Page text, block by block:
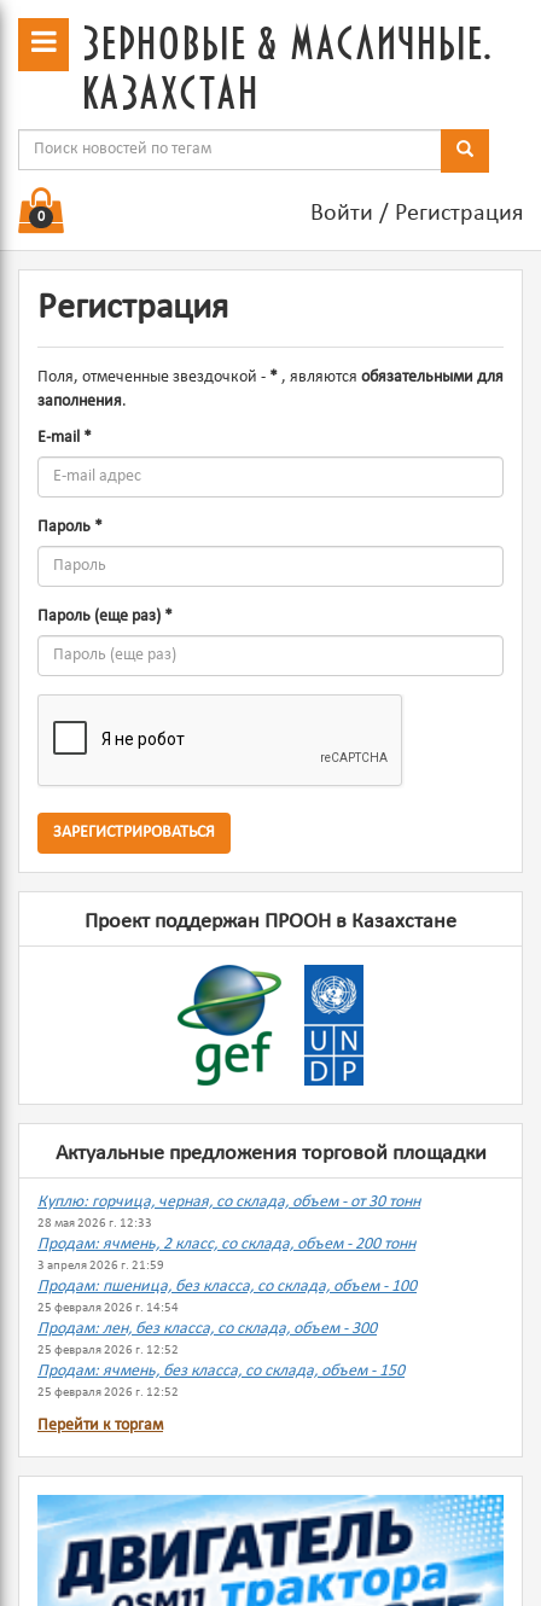
зерновые & масличные.
казахстан
Войти / Регистрация
0
Регистрация
Поля, отмеченные звездочкой - * , являются обязательными для
заполнения.
E-mail *
Пароль *
Пароль (еще раз) *
ЗАРЕГИСТРИРОВАТЬСЯ
Проект поддержан ПРООН в Казахстане
Актуальные предложения торговой площадки
Куплю: горчица, черная, со склада, объем - от 30 тонн
28 мая 2026 г. 12:33
Продам: ячмень, 2 класс, со склада, объем - 200 тонн
3 апреля 2026 г. 21:59
Продам: пшеница, без класса, со склада, объем - 100
25 февраля 2026 г. 14:54
Продам: лен, без класса, со склада, объем - 300
25 февраля 2026 г. 12:52
Продам: ячмень, без класса, со склада, объем - 150
25 февраля 2026 г. 12:52
Перейти к торгам